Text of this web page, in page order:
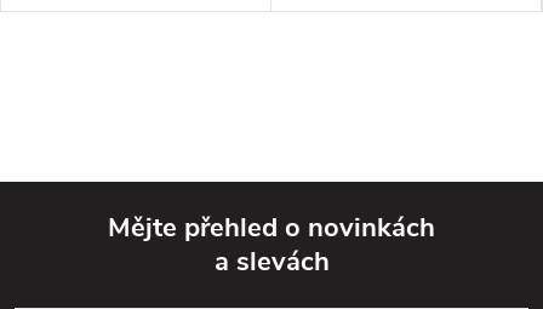
Mějte přehled o novinkách
a slevách